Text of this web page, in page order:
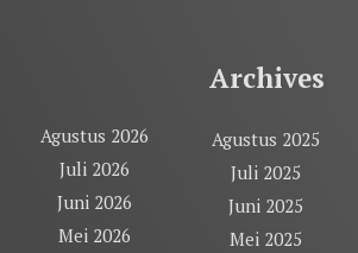
Archives
Agustus 2026
Juli 2026
Juni 2026
Mei 2026
Agustus 2025
Juli 2025
Juni 2025
Mei 2025